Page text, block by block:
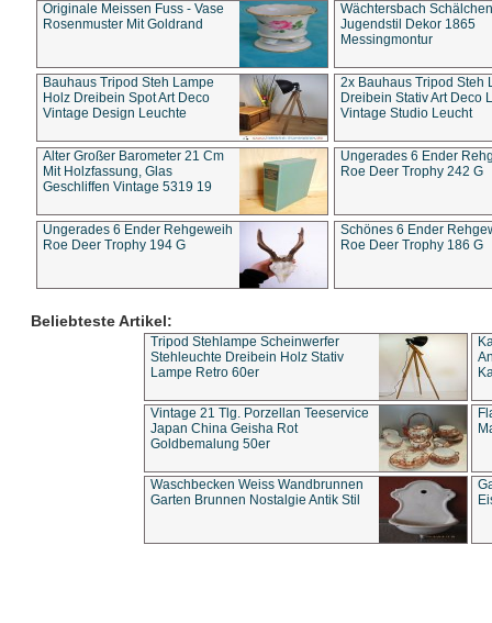
Originale Meissen Fuss - Vase
Rosenmuster Mit Goldrand
Wächtersbach Schälchen
Jugendstil Dekor 1865
Messingmontur
Bauhaus Tripod Steh Lampe
Holz Dreibein Spot Art Deco
Vintage Design Leuchte
2x Bauhaus Tripod Steh
Dreibein Stativ Art Deco
Vintage Studio Leucht
Alter Großer Barometer 21 Cm
Mit Holzfassung, Glas
Geschliffen Vintage 5319 19
Ungerades 6 Ender
Roe Deer Trophy 242 G
Ungerades 6 Ender Rehgeweih
Roe Deer Trophy 194 G
Schönes 6 Ender
Roe Deer Trophy 186 G
Beliebteste Artikel:
Tripod Stehlampe Scheinwerfer
Stehleuchte Dreibein Holz Stativ
Lampe Retro 60er
Vintage 21 Tlg. Porzellan Teeservice
Japan China Geisha Rot
Goldbemalung 50er
Waschbecken Weiss Wandbrunnen
Garten Brunnen Nostalgie Antik Stil